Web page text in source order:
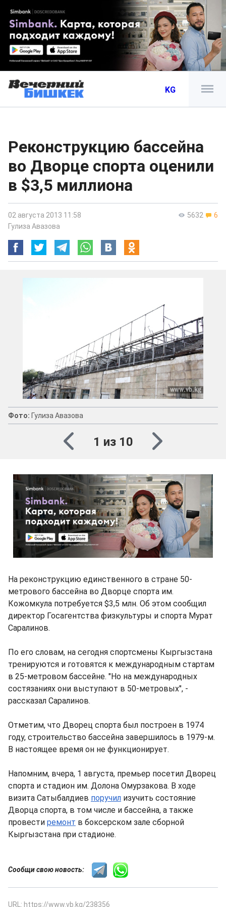
KG
Реконструкцию бассейна
во Дворце спорта оценили
в $3,5 миллиона
5632 6
02 августа 2013 11:58
Гулиза Авазова
Фото: Гулиза Авазова
1 из 10
На реконструкцию единственного в стране 50-
метрового бассейна во Дворце спорта им.
Кожомкула потребуется $3,5 млн. Об этом сообщил
директор Госагентства физкультуры и спорта Мурат
Саралинов.
По его словам, на сегодня спортсмены Кыргызстана
тренируются и готовятся к международным стартам
в 25-метровом бассейне. "Но на международных
состязаниях они выступают в 50-метровых", -
рассказал Саралинов.
Отметим, что Дворец спорта был построен в 1974
году, строительство бассейна завершилось в 1979-м.
В настоящее время он не функционирует.
Напомним, вчера, 1 августа, премьер посетил Дворец
спорта и стадион им. Долона Омурзакова. В ходе
визита Сатыбалдиев поручил изучить состояние
Дворца спорта, в том числе и бассейна, а также
провести ремонт в боксерском зале сборной
Кыргызстана при стадионе.
Сообщи свою новость:
URL: https://www.vb.kg/238356